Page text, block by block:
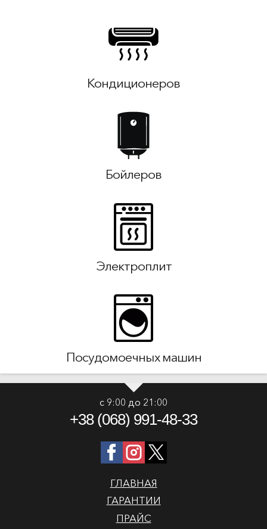
Кондиционеров
Бойлеров
Электроплит
Посудомоечных машин
ГЛАВНАЯ
ГАРАНТИИ
ПРАЙС
с 9:00 до 21:00
+38 (068) 991-48-33